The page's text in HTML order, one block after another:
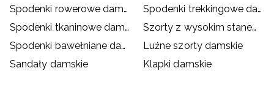
Spodenki rowerowe damskie
Spodenki trekkingowe damskie
Spodenki tkaninowe damskie
Szorty z wysokim stanem damskie
Spodenki bawełniane damskie
Luźne szorty damskie
Sandały damskie
Klapki damskie